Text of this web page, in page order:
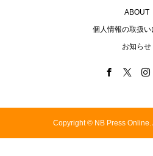
ABOUT
個人情報の取扱い
お知らせ
Copyright © NB Press Online.